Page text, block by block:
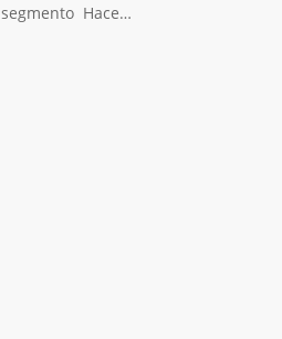
segmento Hace…